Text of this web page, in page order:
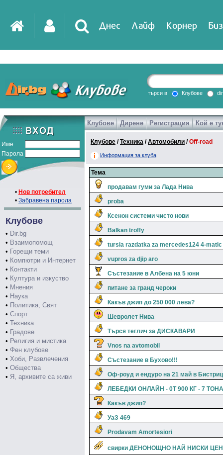
Днес Лайф Корнер
DirTV Impressio
Games
търси в Клубове
Име
Парола
• Нов потребител
• Забравена парола
Клубове
• Dir.bg
• Взаимопомощ
• Горещи теми
• Компютри и Интернет
• Контакти
• Култура и изкуство
• Мнения
• Наука
• Политика, Свят
• Спорт
• Техника
• Градове
• Религия и мистика
• Фен клубове
• Хоби, Развлечения
• Общества
• Я, архивите са живи
Клубове Дирене Регистрация Кой е
Клубове /Техника /Автомобили /Off-road
Информация за клуба
Тема
продавам гуми за Лада Нива
proba
Ксенон системи чисто нови
Balkan troffy
tursia razdatka za mercedes124 4-matic
vupros za djip aro
Състезание в Албена на 5 юни
питане за гранд чероки
Какъв джип до 250 000 лева?
Шевролет Нива
Търся теглич за ДИСКАВАРИ
Vnos na avtomobil
Състезание в Бухово!!!
Оф-роуд и ендуро на 21 май в
ЛЕБЕДКИ ОНЛАЙН - 0Т 900 КГ - 7 ТОНА
Какъв джип?
УаЗ 469
Prodavam Amortesiori
свирки ДЕНОНОЩНО НАЙ НИСКИ